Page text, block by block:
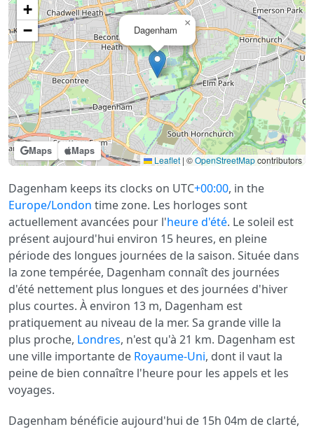
Maps Maps
Dagenham
×
+
−
Leaflet | ©OpenStreetMapcontributors
Dagenham keeps its clocks on UTC+00:00, in the
Europe/London time zone. Les horloges sont
actuellement avancées pour l'heure d'été. Le soleil est
présent aujourd'hui environ 15 heures, en pleine
période des longues journées de la saison. Située dans
la zone tempérée, Dagenham connaît des journées
d'été nettement plus longues et des journées d'hiver
plus courtes. À environ 13 m, Dagenham est
pratiquement au niveau de la mer. Sa grande ville la
plus proche, Londres, n'est qu'à 21 km. Dagenham est
une ville importante de Royaume-Uni, dont il vaut la
peine de bien connaître l'heure pour les appels et les
voyages.
Dagenham bénéficie aujourd'hui de 15h 04m de clarté,